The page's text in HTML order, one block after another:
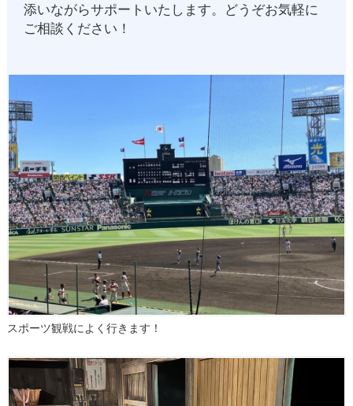
添いながらサポートいたします。どうぞお気軽に
ご相談ください！
スポーツ観戦によく行きます！